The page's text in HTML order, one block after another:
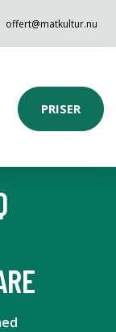
offert@matkultur.nu
PRISER